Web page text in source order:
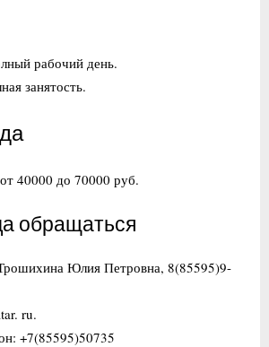
рабочий день.
занятость.
40000 до 70000 руб.
обращаться
Юлия Петровна, 8(85595)9-
ru.
+7(85595)50735